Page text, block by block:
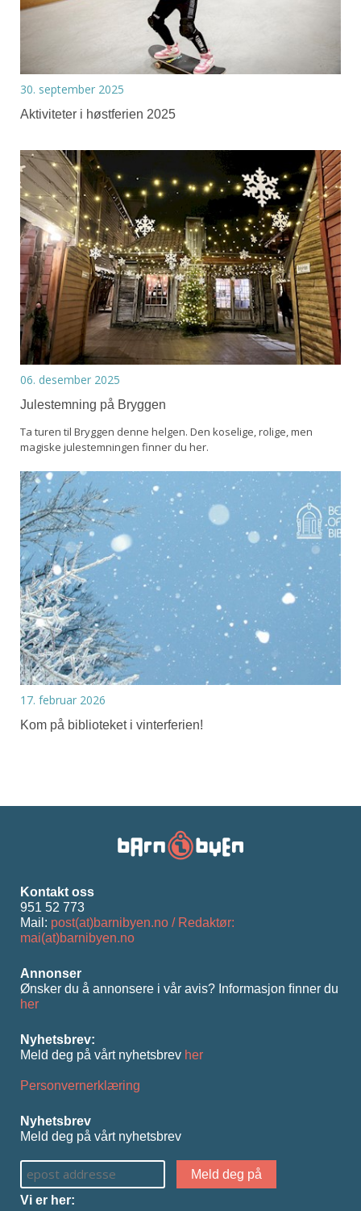
30. september 2025
Aktiviteter i høstferien 2025
06. desember 2025
Julestemning på Bryggen
Ta turen til Bryggen denne helgen. Den koselige, rolige, men
magiske julestemningen finner du her.
17. februar 2026
Kom på biblioteket i vinterferien!
Kontakt oss
951 52 773
Mail: post(at)barnibyen.no / Redaktør:
mai(at)barnibyen.no
Annonser
Ønsker du å annonsere i vår avis? Informasjon ﬁnner du
her
Nyhetsbrev:
Meld deg på vårt nyhetsbrev her
Personvernerklæring
Nyhetsbrev
Meld deg på vårt nyhetsbrev
Vi er her: